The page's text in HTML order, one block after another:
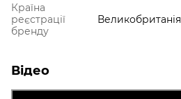
Країна
реєстрації
бренду
Великобританія
Відео